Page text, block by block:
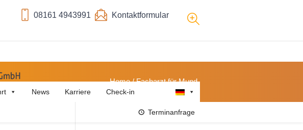
08161 4943991 Kontaktformular
News Karriere Check-in
Terminanfrage
Home /Facharzt für Mund-